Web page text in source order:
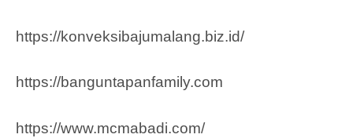
https://konveksibajumalang.biz.id/
https://banguntapanfamily.com
https://www.mcmabadi.com/